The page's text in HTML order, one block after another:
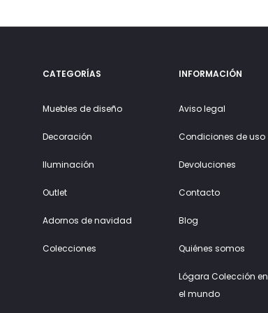
CATEGORÍAS
Muebles de diseño
Decoración
Iluminación
Outlet
Adornos de navidad
Colecciones
INFORMACIÓN
Aviso legal
Condiciones de uso
Devoluciones
Contacto
Blog
Quiénes somos
Lógara Colección en
el mundo